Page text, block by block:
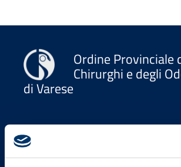
Ordine Provinciale
Chirurghi e degli
di Varese
Indirizzi email